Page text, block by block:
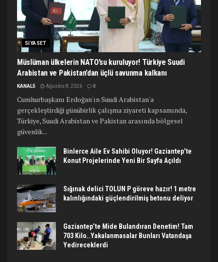
SIYASET
Müslüman ülkelerin NATO’su kuruluyor! Türkiye Suudi
Arabistan ve Pakistan’dan üçlü savunma kalkanı
KANAL5 Ağustos 8, 2026 0
Cumhurbaşkanı Erdoğan'ın Suudi Arabistan'a
gerçekleştirdiği günübirlik çalışma ziyareti kapsamında,
Türkiye, Suudi Arabistan ve Pakistan arasında bölgesel
güvenlik...
Binlerce Aile Ev Sahibi Oluyor! Gaziantep’te
Konut Projelerinde Yeni Bir Sayfa Açıldı
Sığınak delici TOLUN P göreve hazır! 1 metre
kalınlığındaki güçlendirilmiş betonu deliyor
Gaziantep’te Mide Bulandıran Denetim! Tam
703 Kilo..Yakalanmasalar Bunları Vatandaşa
Yedireceklerdi